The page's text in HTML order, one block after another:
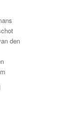
den